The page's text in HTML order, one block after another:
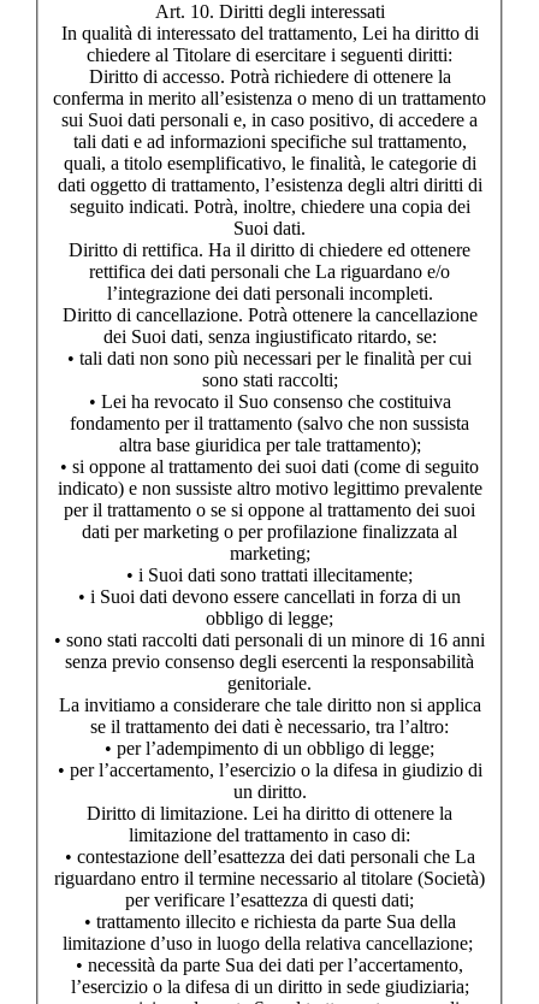
Art. 10. Diritti degli interessati
In qualità di interessato del trattamento, Lei ha diritto di
chiedere al Titolare di esercitare i seguenti diritti:
Diritto di accesso. Potrà richiedere di ottenere la
conferma in merito all’esistenza o meno di un trattamento
sui Suoi dati personali e, in caso positivo, di accedere a
tali dati e ad informazioni specifiche sul trattamento,
quali, a titolo esemplificativo, le finalità, le categorie di
dati oggetto di trattamento, l’esistenza degli altri diritti di
seguito indicati. Potrà, inoltre, chiedere una copia dei
Suoi dati.
Diritto di rettifica. Ha il diritto di chiedere ed ottenere
rettifica dei dati personali che La riguardano e/o
l’integrazione dei dati personali incompleti.
Diritto di cancellazione. Potrà ottenere la cancellazione
dei Suoi dati, senza ingiustificato ritardo, se:
• tali dati non sono più necessari per le finalità per cui
sono stati raccolti;
• Lei ha revocato il Suo consenso che costituiva
fondamento per il trattamento (salvo che non sussista
altra base giuridica per tale trattamento);
• si oppone al trattamento dei suoi dati (come di seguito
indicato) e non sussiste altro motivo legittimo prevalente
per il trattamento o se si oppone al trattamento dei suoi
dati per marketing o per profilazione finalizzata al
marketing;
• i Suoi dati sono trattati illecitamente;
• i Suoi dati devono essere cancellati in forza di un
obbligo di legge;
• sono stati raccolti dati personali di un minore di 16 anni
senza previo consenso degli esercenti la responsabilità
genitoriale.
La invitiamo a considerare che tale diritto non si applica
se il trattamento dei dati è necessario, tra l’altro:
• per l’adempimento di un obbligo di legge;
• per l’accertamento, l’esercizio o la difesa in giudizio di
un diritto.
Diritto di limitazione. Lei ha diritto di ottenere la
limitazione del trattamento in caso di:
• contestazione dell’esattezza dei dati personali che La
riguardano entro il termine necessario al titolare (Società)
per verificare l’esattezza di questi dati;
• trattamento illecito e richiesta da parte Sua della
limitazione d’uso in luogo della relativa cancellazione;
• necessità da parte Sua dei dati per l’accertamento,
l’esercizio o la difesa di un diritto in sede giudiziaria;